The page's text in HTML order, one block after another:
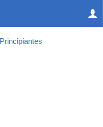
Principiantes